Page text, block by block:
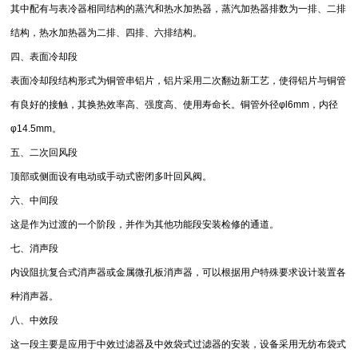
其中配有与表冷器相同结构的蒸汽和热水加热器，蒸汽加热器排数为一排、二排
结构，热水加热器为二排、四排、六排结构。
四、表面冷却段
表面冷却段结构形式为铜管串铝片，铝片采用二次翻边新工艺，使得铝片与铜管
有良好的接触，其换热效率高、强度高、使用寿命长。铜管外径φl6mm，内径
φ14.5mm。
五、二次回风段
顶部或侧面设有电动或手动式密闭多叶回风阀。
六、中间段
这是作为过渡的一个阶段，并作为其他功能段安装检修的通道。
七、消声段
内设阻抗复合式消声器或金属微孔板消声器，可以根据用户特殊要求设计装置各
种消声器。
八、中效段
这一段主要是应用于中效过滤器及中效袋式过滤器的安装，设备采用无纺布袋式